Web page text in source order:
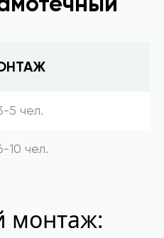
5 чел.
10 чел.
монтаж: